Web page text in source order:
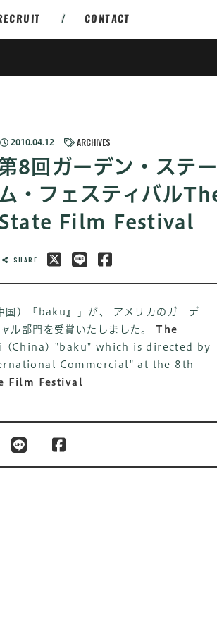
/ CONTACT
2010.04.12 ARCHIVES
8回ガーデン・ステ
ム・フェスティバル
State Film Festival
SHARE
）『baku』」が、 アメリカのガーデ
ル部門を受賞いたしました。The
(China) "baku" which is directed by
Commercial" at the 8th
Film Festival